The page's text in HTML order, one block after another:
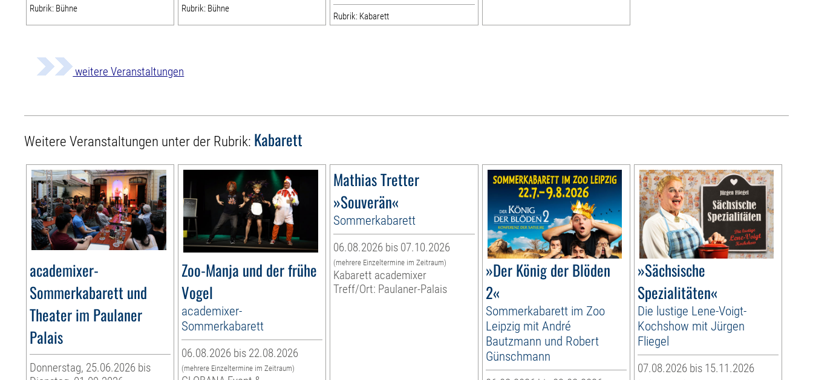
Rubrik: Bühne Rubrik: Bühne
Rubrik: Kabarett
weitere Veranstaltungen
Weitere Veranstaltungen unter der Rubrik: Kabarett
academixer-
Sommerkabarett und
Theater im Paulaner
Palais
Donnerstag, 25.06.2026 bis
Zoo-Manja und der frühe
Vogel
academixer-
Sommerkabarett
06.08.2026 bis 22.08.2026
(mehrere Einzeltermine im Zeitraum)
Mathias Tretter
»Souverän«
Sommerkabarett
06.08.2026 bis 07.10.2026
(mehrere Einzeltermine im Zeitraum)
Kabarett academixer
Treff/Ort: Paulaner-Palais
»Der König der Blöden
2«
Sommerkabarett im Zoo
Leipzig mit André
Bautzmann und Robert
Günschmann
»Sächsische
Spezialitäten«
Die lustige Lene-Voigt-
Kochshow mit Jürgen
Fliegel
07.08.2026 bis 15.11.2026